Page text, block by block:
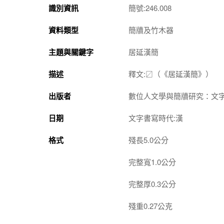
識別資訊 簡號:246.008
資料類型 簡牘及竹木器
主題與關鍵字 居延漢簡
描述 釋文:〼（《居延漢簡》）
出版者 數位人文學與簡牘研究：文
日期 文字書寫時代:漢
格式 殘長5.0公分
完整寬1.0公分
完整厚0.3公分
殘重0.27公克